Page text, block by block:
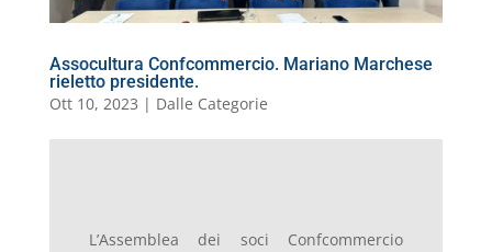
Assocultura Confcommercio. Mariano Marchese
rieletto presidente.
Ott 10, 2023 | Dalle Categorie
L’Assemblea dei soci Confcommercio